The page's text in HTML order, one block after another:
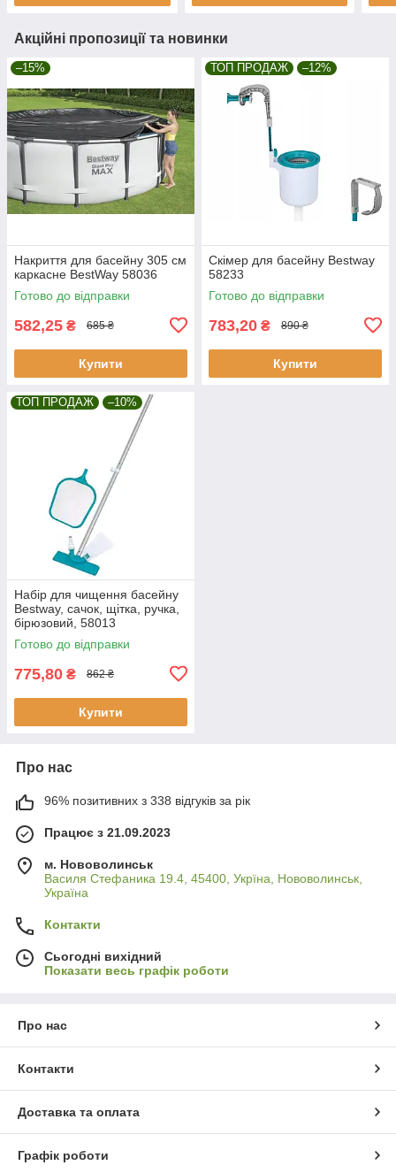
Акційні пропозиції та новинки
–15%
Накриття для басейну 305 см
каркасне BestWay 58036
Готово до відправки
582,25 ₴ 685 ₴
Купити
ТОП ПРОДАЖ –12%
Скімер для басейну Bestway
58233
Готово до відправки
783,20 ₴ 890 ₴
Купити
ТОП ПРОДАЖ –10%
Набір для чищення басейну
Bestway, сачок, щітка, ручка,
бірюзовий, 58013
Готово до відправки
775,80 ₴ 862 ₴
Купити
Про нас
96% позитивних з 338 відгуків за рік
Працює з 21.09.2023
м. Нововолинськ
Василя Стефаника 19.4, 45400, Укрїна, Нововолинськ,
Україна
Контакти
Сьогодні вихідний
Показати весь графік роботи
Про нас
Контакти
Доставка та оплата
Графік роботи